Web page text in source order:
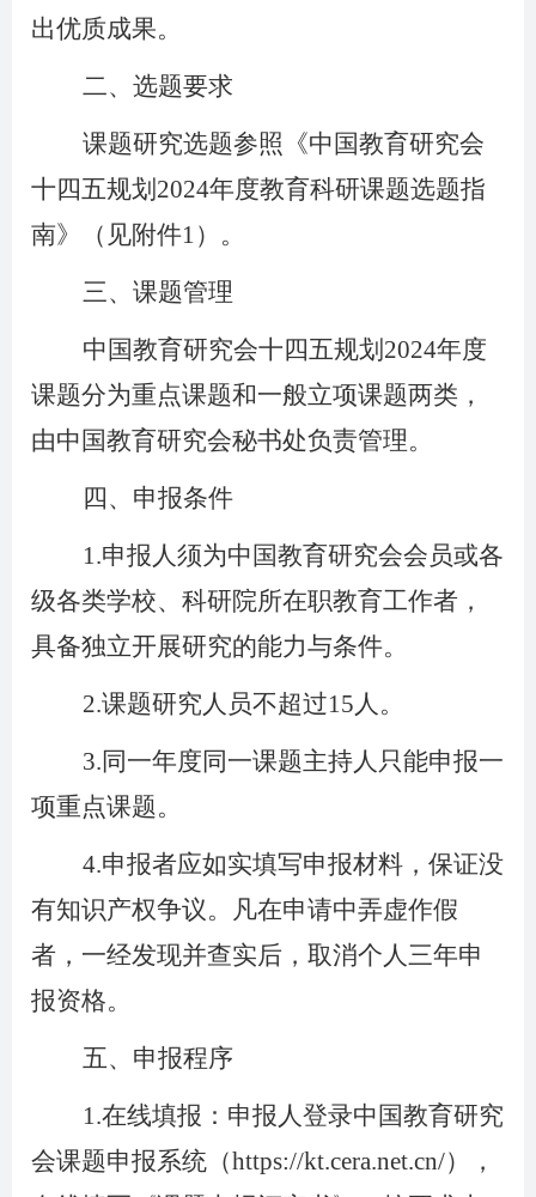
出优质成果。
二、选题要求
课题研究选题参照《中国教育研究会
十四五规划2024年度教育科研课题选题指
南》（见附件1）。
三、课题管理
中国教育研究会十四五规划2024年度
课题分为重点课题和一般立项课题两类，
由中国教育研究会秘书处负责管理。
四、申报条件
1.申报人须为中国教育研究会会员或各
级各类学校、科研院所在职教育工作者，
具备独立开展研究的能力与条件。
2.课题研究人员不超过15人。
3.同一年度同一课题主持人只能申报一
项重点课题。
4.申报者应如实填写申报材料，保证没
有知识产权争议。凡在申请中弄虚作假
者，一经发现并查实后，取消个人三年申
报资格。
五、申报程序
1.在线填报：申报人登录中国教育研究
会课题申报系统（https://kt.cera.net.cn/），